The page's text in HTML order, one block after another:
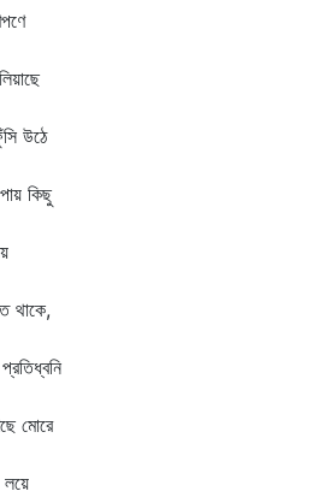
উঠে
কিছু
থাকে,
মোরে
লয়ে